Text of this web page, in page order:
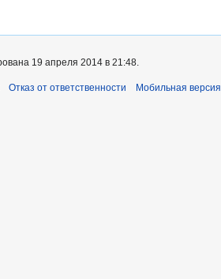
19 апреля 2014 в 21:48.
Отказ от ответственности Мобильная версия